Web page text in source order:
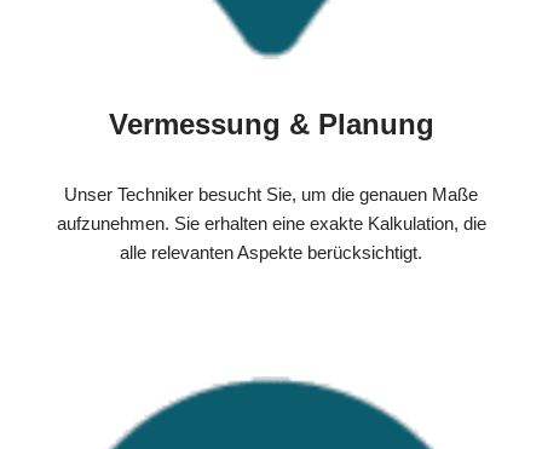
Vermessung & Planung
Unser Techniker besucht Sie, um die genauen Maße
aufzunehmen. Sie erhalten eine exakte Kalkulation, die
alle relevanten Aspekte berücksichtigt.